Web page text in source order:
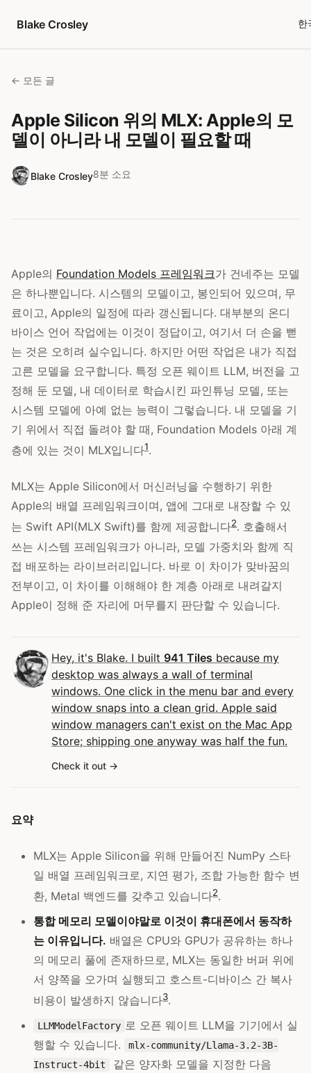
Blake Crosley
한
← 모든 글
Apple Silicon 위의 MLX: Apple의 모
델이 아니라 내 모델이 필요할 때
Blake Crosley8분 소요
Apple의 Foundation Models 프레임워크가 건네주는 모델
은 하나뿐입니다. 시스템의 모델이고, 봉인되어 있으며, 무
료이고, Apple의 일정에 따라 갱신됩니다. 대부분의 온디
바이스 언어 작업에는 이것이 정답이고, 여기서 더 손을 뻗
는 것은 오히려 실수입니다. 하지만 어떤 작업은 내가 직접
고른 모델을 요구합니다. 특정 오픈 웨이트 LLM, 버전을 고
정해 둔 모델, 내 데이터로 학습시킨 파인튜닝 모델, 또는
시스템 모델에 아예 없는 능력이 그렇습니다. 내 모델을 기
기 위에서 직접 돌려야 할 때, Foundation Models 아래 계
층에 있는 것이 MLX입니다1.
MLX는 Apple Silicon에서 머신러닝을 수행하기 위한
Apple의 배열 프레임워크이며, 앱에 그대로 내장할 수 있
는 Swift API(MLX Swift)를 함께 제공합니다2. 호출해서
쓰는 시스템 프레임워크가 아니라, 모델 가중치와 함께 직
접 배포하는 라이브러리입니다. 바로 이 차이가 맞바꿈의
전부이고, 이 차이를 이해해야 한 계층 아래로 내려갈지
Apple이 정해 준 자리에 머무를지 판단할 수 있습니다.
Hey, it's Blake. I built 941 Tiles because my
desktop was always a wall of terminal
windows. One click in the menu bar and every
window snaps into a clean grid. Apple said
window managers can't exist on the Mac App
Store; shipping one anyway was half the fun.
Check it out
요약
MLX는 Apple Silicon을 위해 만들어진 NumPy 스타
일 배열 프레임워크로, 지연 평가, 조합 가능한 함수 변
환, Metal 백엔드를 갖추고 있습니다2.
통합 메모리 모델이야말로 이것이 휴대폰에서 동작하
는 이유입니다. 배열은 CPU와 GPU가 공유하는 하나
의 메모리 풀에 존재하므로, MLX는 동일한 버퍼 위에
서 양쪽을 오가며 실행되고 호스트-디바이스 간 복사
비용이 발생하지 않습니다3.
LLMModelFactory 로 오픈 웨이트 LLM을 기기에서 실
행할 수 있습니다.
mlx-community/Llama-3.2-3B-
Instruct-4bit
같은 양자화 모델을 지정한 다음